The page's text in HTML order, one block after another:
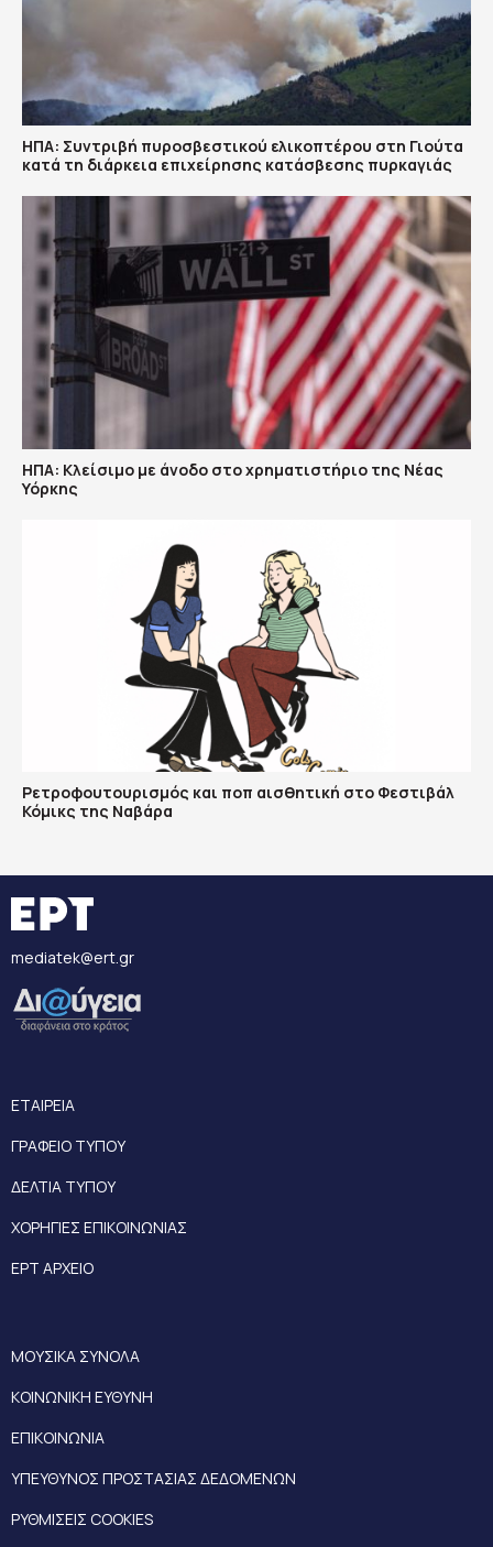
ΗΠΑ: Συντριβή πυροσβεστικού ελικοπτέρου στη Γιούτα
κατά τη διάρκεια επιχείρησης κατάσβεσης πυρκαγιάς
ΗΠΑ: Κλείσιμο με άνοδο στο χρηματιστήριο της Νέας
Υόρκης
Ρετροφουτουρισμός και ποπ αισθητική στο Φεστιβάλ
Κόμικς της Ναβάρα
mediatek@ert.gr
ΕΤΑΙΡΕΙΑ
ΓΡΑΦΕΙΟ ΤΥΠΟΥ
ΔΕΛΤΙΑ ΤΥΠΟΥ
ΧΟΡΗΓΙΕΣ ΕΠΙΚΟΙΝΩΝΙΑΣ
ΕΡΤ ΑΡΧΕΙΟ
ΜΟΥΣΙΚΑ ΣΥΝΟΛΑ
ΚΟΙΝΩΝΙΚΗ ΕΥΘΥΝΗ
ΕΠΙΚΟΙΝΩΝΙΑ
ΥΠΕΥΘΥΝΟΣ ΠΡΟΣΤΑΣΙΑΣ ΔΕΔΟΜΕΝΩΝ
ΡΥΘΜΙΣΕΙΣ COOKIES